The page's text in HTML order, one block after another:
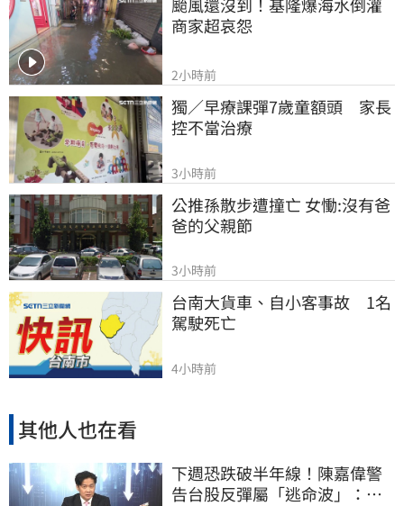
颱風還沒到！基隆爆海水倒灌
商家超哀怨
2小時前
獨／早療課彈7歲童額頭　家長
控不當治療
3小時前
公推孫散步遭撞亡 女慟:沒有爸
爸的父親節
3小時前
台南大貨車、自小客事故　1名
駕駛死亡
4小時前
其他人也在看
下週恐跌破半年線！陳嘉偉警
告台股反彈屬「逃命波」：空